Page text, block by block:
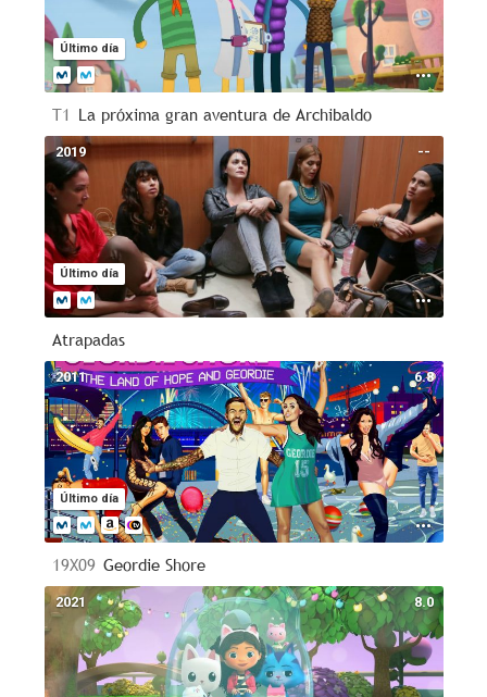
Último día
T1 La próxima gran aventura de Archibaldo
--
Último día
2019
Atrapadas
6.8
Último día
2011
19X09 Geordie Shore
8.0
2021